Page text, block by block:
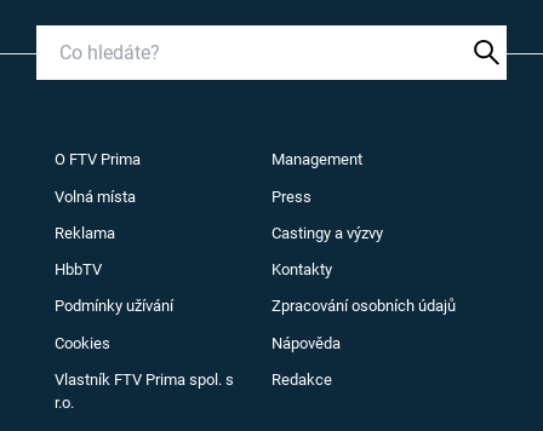
O FTV Prima Management
Volná místa Press
Reklama Castingy a výzvy
HbbTV Kontakty
Podmínky užívání Zpracování osobních údajů
Cookies Nápověda
Vlastník FTV Prima spol. s
r.o.
Redakce